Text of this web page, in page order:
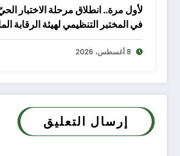
لأول مرة.. انطلاق مرحلة الاختبار
Sandbox)
8 أغسطس، 2026
إرسال التعليق